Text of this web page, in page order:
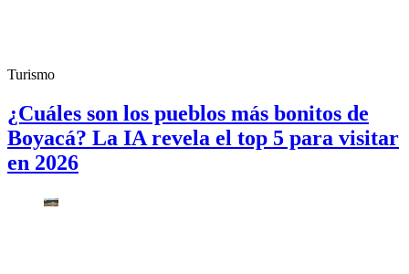
Turismo
¿Cuáles son los pueblos más bonitos de
Boyacá? La IA revela el top 5 para visitar
en 2026